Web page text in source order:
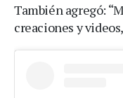
También agregó:
creaciones y